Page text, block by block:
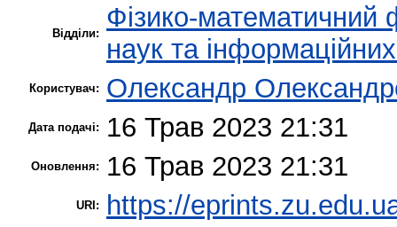
Відділи:
Фізико-математичний
наук та
Користувач: Олександр
Дата подачі: 16 Трав 2023 21:31
Оновлення: 16 Трав 2023 21:31
URI: https://